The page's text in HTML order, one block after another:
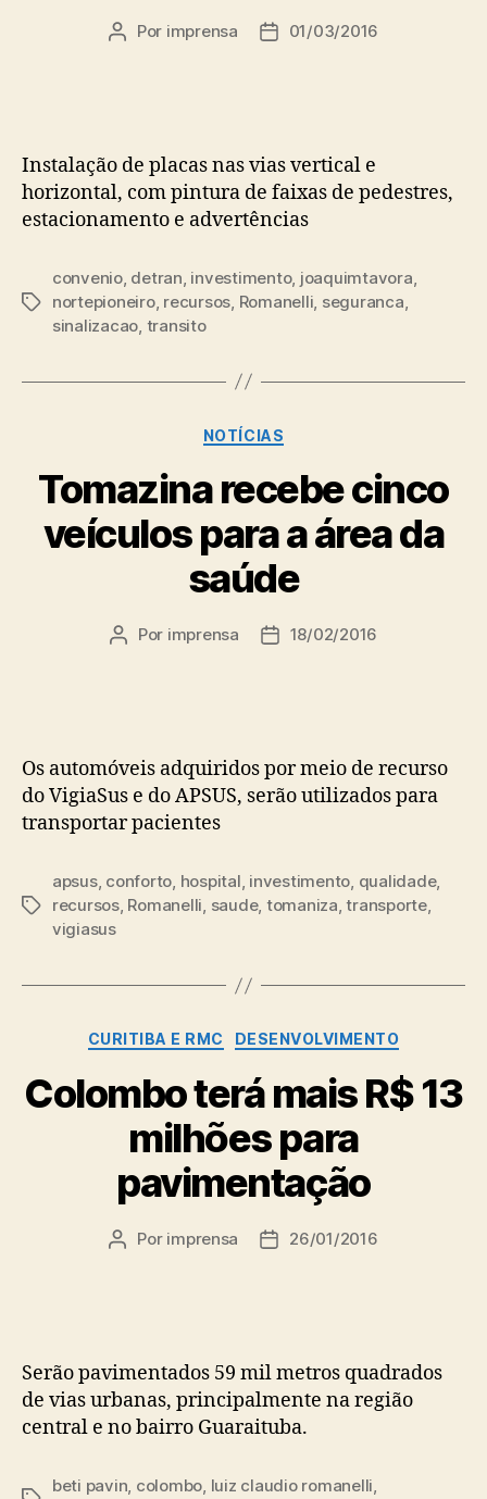
Autor
Por imprensa
Data01/03/2016
Instalação de placas nas vias vertical e
horizontal, com pintura de faixas de pedestres,
estacionamento e advertências
Tags
convenio, detran investimento, joaquimtavora
nortepioneiro, recursos Romanelli seguranca
sinalizacao transito
Categorias
NOTÍCIAS
Tomazina recebe cinco
veículos para a área da
saúde
Autor
Por imprensa
Data18/02/2016
Os automóveis adquiridos por meio de recurso
do VigiaSus e do APSUS, serão utilizados para
transportar pacientes
Tags
apsus, conforto, hospital, investimento, qualidade,
recursos, Romanelli, saude, tomaniza,transporte,
vigiasus
Categorias
CURITIBA E RMC DESENVOLVIMENTO
Colombo terá mais R$ 13
milhões para
pavimentação
Autor
Por imprensa
Data26/01/2016
Serão pavimentados 59 mil metros quadrados
de vias urbanas, principalmente na região
central e no bairro Guaraituba.
beti pavin colombo luiz claudio romanelli